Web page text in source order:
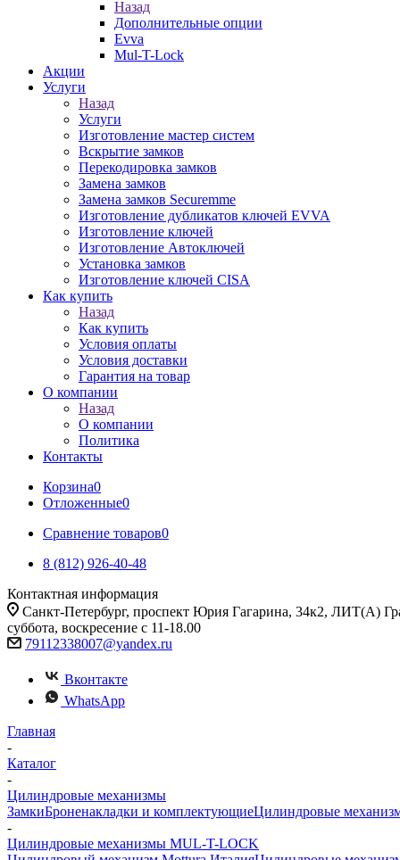
Назад
Дополнительные опции
Evva
Mul-T-Lock
Акции
Услуги
Назад
Услуги
Изготовление мастер систем
Вскрытие замков
Перекодировка замков
Замена замков
Замена замков Securemme
Изготовление дубликатов ключей EVVA
Изготовление ключей
Изготовление Автоключей
Установка замков
Изготовление ключей CISA
Как купить
Назад
Как купить
Условия оплаты
Условия доставки
Гарантия на товар
О компании
Назад
О компании
Политика
Контакты
Корзина0
Отложенные0
Сравнение товаров0
8 (812) 926-40-48
Контактная информация
Санкт-Петербург, проспект Юрия Гагарина, 34к2, ЛИТ(А)
суббота, воскресение с 11-18.00
79112338007@yandex.ru
Вконтакте
WhatsApp
Главная
-
Каталог
-
Цилиндровые механизмы
ЗамкиБроненакладки и комплектующиеЦилиндровые
-
Цилиндровые механизмы MUL-T-LOCK